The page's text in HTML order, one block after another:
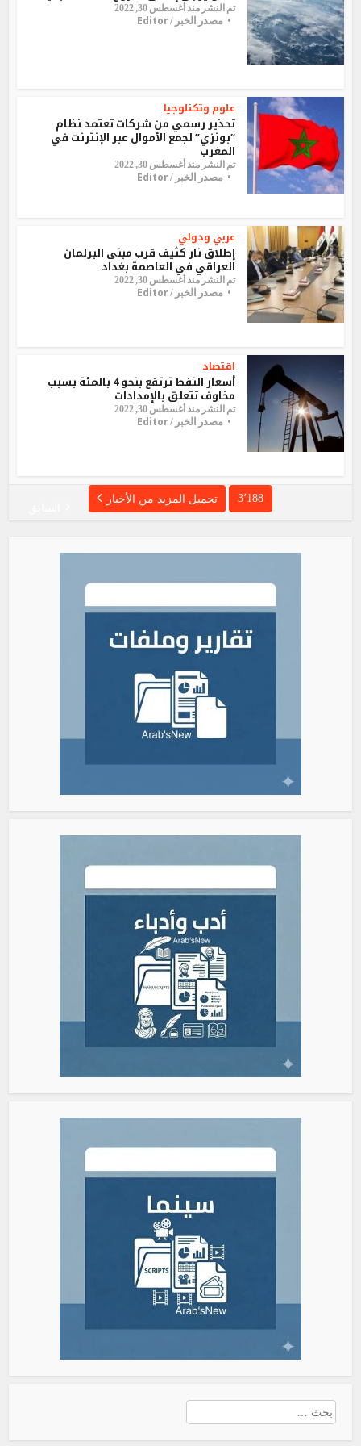
تم النشر منذ أغسطس 30, 2022
مصدر الخبر /Editor
علوم وتكنلوجيا
تحذير رسمي من شركات تعتمد نظام
“بونزي” لجمع الأموال عبر الإنترنت في
المغرب
تم النشر منذ أغسطس 30, 2022
مصدر الخبر /Editor
عربي ودولي
إطلاق نار كثيف قرب مبنى البرلمان
العراقي في العاصمة بغداد
تم النشر منذ أغسطس 30, 2022
مصدر الخبر /Editor
اقتصاد
أسعار النفط ترتفع بنحو 4 بالمئة بسبب
مخاوف تتعلق بالإمدادات
تم النشر منذ أغسطس 30, 2022
مصدر الخبر /Editor
3٬188 تحميل المزيد من الأخبار
عن: